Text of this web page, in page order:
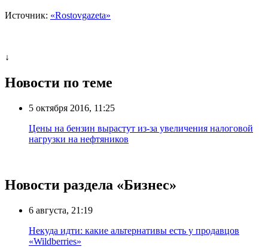
Источник: «Rostovgazeta»
↓
Новости по теме
5 октября 2016, 11:25
Цены на бензин вырастут из-за увеличения налоговой
нагрузки на нефтяников
Новости раздела «Бизнес»
6 августа, 21:19
Некуда идти: какие альтернативы есть у продавцов
«Wildberries»